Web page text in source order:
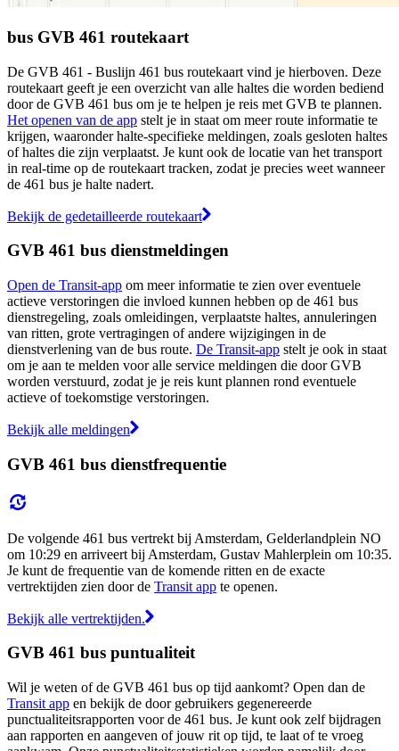
bus GVB 461 routekaart
De GVB 461 - Buslijn 461 bus routekaart vind je hierboven. Deze
routekaart geeft je een overzicht van alle haltes die worden bediend
door de GVB 461 bus om je te helpen je reis met GVB te plannen.
Het openen van de app stelt je in staat om meer route informatie te
krijgen, waaronder halte-specifieke meldingen, zoals gesloten haltes
of haltes die zijn verplaatst. Je kunt ook de locatie van het transport
in real-time op de routekaart tracken, zodat je precies weet wanneer
de 461 bus je halte nadert.
Bekijk de gedetailleerde routekaart
GVB 461 bus dienstmeldingen
Open de Transit-app om meer informatie te zien over eventuele
actieve verstoringen die invloed kunnen hebben op de 461 bus
dienstregeling, zoals omleidingen, verplaatste haltes, annuleringen
van ritten, grote vertragingen of andere wijzigingen in de
dienstverlening van de bus route. De Transit-app stelt je ook in staat
om je aan te melden voor alle service meldingen die door GVB
worden verstuurd, zodat je je reis kunt plannen rond eventuele
actieve of toekomstige verstoringen.
Bekijk alle meldingen
GVB 461 bus dienstfrequentie
De volgende 461 bus vertrekt bij Amsterdam, Gelderlandplein NO
om 10:29 en arriveert bij Amsterdam, Gustav Mahlerplein om 10:35.
Je kunt de frequentie van de komende ritten en de exacte
vertrektijden zien door de Transit app te openen.
Bekijk alle vertrektijden.
GVB 461 bus puntualiteit
Wil je weten of de GVB 461 bus op tijd aankomt? Open dan de
Transit app en bekijk de door gebruikers gegenereerde
punctualiteitsrapporten voor de 461 bus. Je kunt ook zelf bijdragen
aan rapporten en aangeven of jouw rit op tijd, te laat of te vroeg